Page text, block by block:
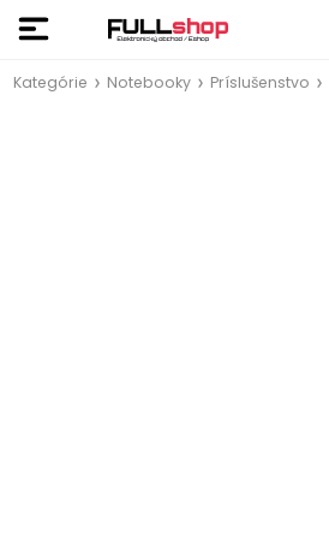
Kategórie Notebooky Príslušenstvo